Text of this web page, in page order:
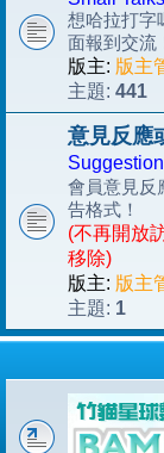
想哈拉打字
面報到交流
版主: 版主
主題: 441
意見反應
會員意見反
告格式！
(不再開放
移除)
版主: 版主
主題: 1